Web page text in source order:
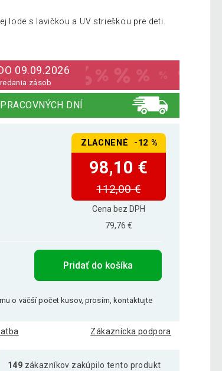
lode s lavičkou a UV strieškou pre deti.
09.09.2026
zásob
DNÍ
ZLACNENÉ -12 %
98,10 €
112,00 €
Cena bez DPH
79,76 €
Pridať do košíka
o väčší počet kusov, prosím, kontaktujte
Zákaznícka podpora
149 zákazníkov zakúpilo tento produkt